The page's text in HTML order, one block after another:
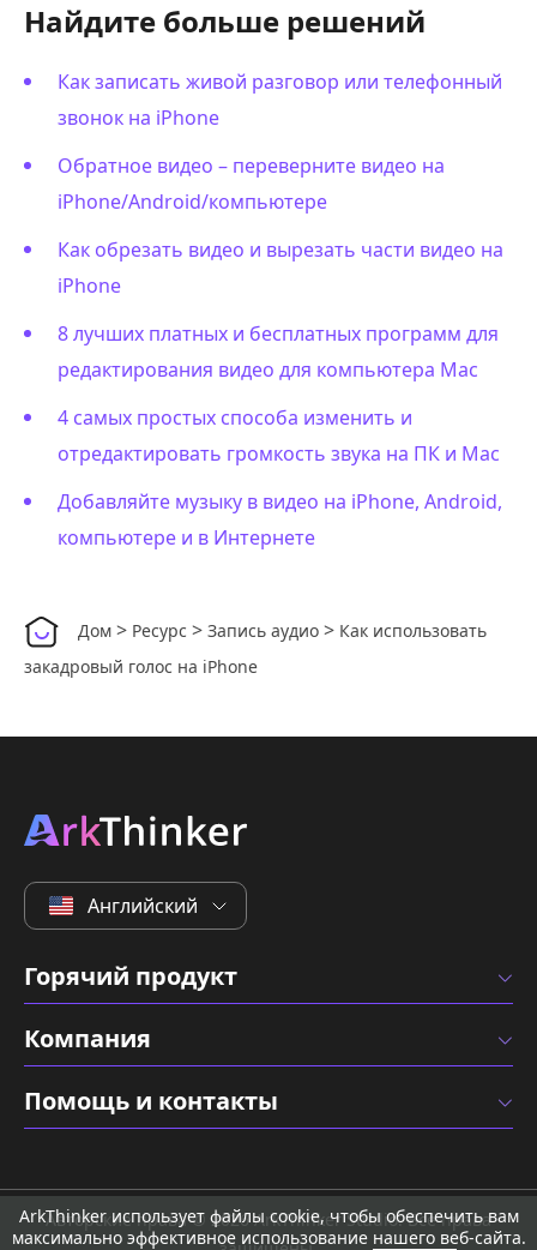
Найдите больше решений
Как записать живой разговор или телефонный
звонок на iPhone
Обратное видео – переверните видео на
iPhone/Android/компьютере
Как обрезать видео и вырезать части видео на
iPhone
8 лучших платных и бесплатных программ для
редактирования видео для компьютера Mac
4 самых простых способа изменить и
отредактировать громкость звука на ПК и Mac
Добавляйте музыку в видео на iPhone, Android,
компьютере и в Интернете
Дом > Ресурс > Запись аудио > Как использовать
закадровый голос на iPhone
Английский
Горячий продукт
Компания
Помощь и контакты
Авторские права © 2026 ArkThinker Studio. Все права
ArkThinker использует файлы cookie, чтобы обеспечить вам
максимально эффективное использование нашего веб-сайта.